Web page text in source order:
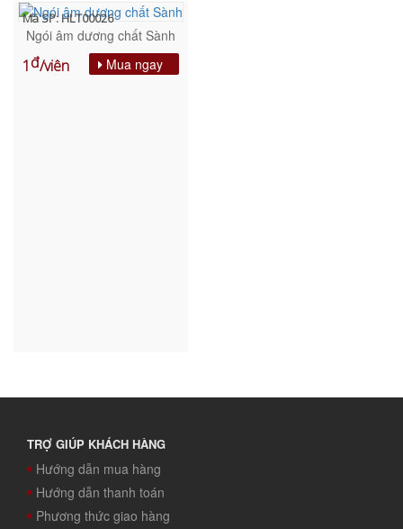
Ngói âm dương chất Sành
1đ/viên
Mã SP: HLT00026
Mua ngay
TRỢ GIÚP KHÁCH HÀNG
Hướng dẫn mua hàng
Hướng dẫn thanh toán
Phương thức giao hàng